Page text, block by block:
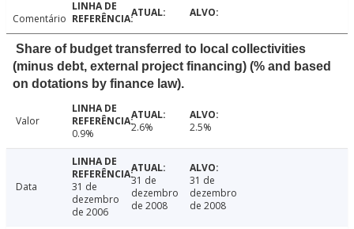
Comentário
Share of budget transferred to local collectivities
(minus debt, external project financing) (% and based
on dotations by finance law).
Valor
0.9%
2.6% 2.5%
Data
31 de
dezembro
de 2006
31 de
dezembro
de 2008
31 de
dezembro
de 2008